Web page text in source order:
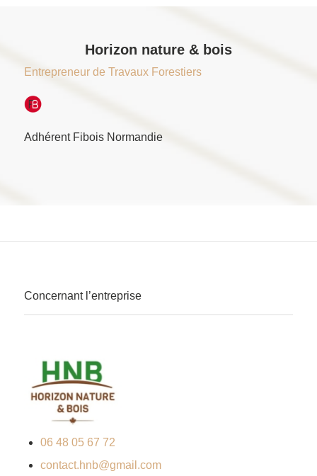
Horizon nature & bois
Entrepreneur de Travaux Forestiers
Adhérent Fibois Normandie
Concernant l’entreprise
06 48 05 67 72
contact.hnb@gmail.com